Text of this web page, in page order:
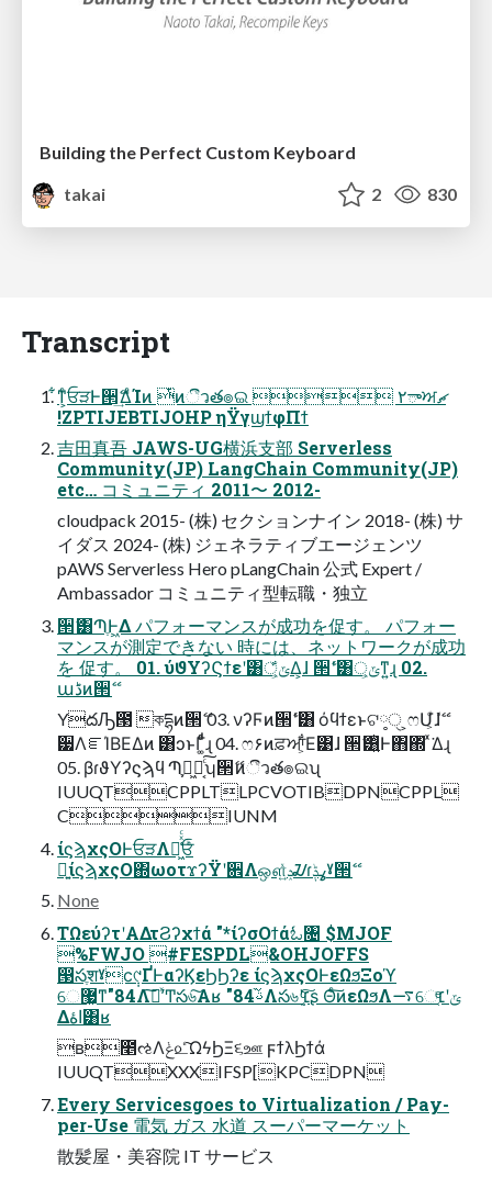
Building the Perfect Custom Keyboard
takai
2 830
Transcript
͋ͳ͕ͨਓੜͰ੒ޭ͢ΔͨΊͷ ͭͷීวత๏ଇ  ٢ాਅޗ
!ZPTIJEBTIJOHP ηΫγϣϯφΠϯ
吉田真吾 JAWS-UG横浜⽀部 Serverless
Community(JP) LangChain Community(JP)
etc… コミュニティ 2011〜 2012-
cloudpack 2015- (株) セクションナイン 2018- (株) サ
イダス 2024- (株) ジェネラティブエージェンツ
pAWS Serverless Hero pLangChain 公式 Expert /
Ambassador コミュニティ型転職・独⽴
੒ޭ͸ՊֶͰ͖Δ パフォーマンスが成功を促す。 パフォー
マンスが測定できない 時には、ネットワークが成功
を 促す。 01. ύϑΥʔϚϯεʹ͸্ݶ͕͋Δ͕ɺ ੒ޭʹ͸্ݶ͕ͳ͍ɻ 02.
աڈͷ੒ޭ
YదԠ౓ কདྷͷ੒ޭ 03. νʔϜͷ੒ޭʹ͸ όϥϯεͱଟ༷ੑ ͕ෆՄ͕ܽͩɺޭ
੷ΛೝΊΒΕΔͷ ͸ͻͱΓ͚ͩͩɻ 04. ෆ۶ͷਫ਼ਆ͕͋Ε͹ɺ ੒ޭ͸͍ͭͰ΋΍ͬ ͯ͘Δɻ
05. βɾϑΥʔϛϡϥ Պֶ͕ղ͖໌͔ͨ͠ʮ੒ޭͷීวత๏ଇʯ
IUUQTCPPLTLPCVOTIBDPNCPPL
CIUNM
ίϛϡχςΟͰਓੜΛม͖͑ͯͨਓͨͪ
ྑ͍ίϛϡχςΟ΍ωοτϫʔΫʹ਎Λஔ͍ͯݚᮎɾߩݙˠ੒ޭ
None
ΤΩεύʔτʹΑΔτϨʔχϯά "*ίʔσΟϯάಓ৔ $MJOF
%FWJO #FESPDL&OHJOFFS
൓సֶशˠϲ݄୯ҐͰαʔϏεϦϦʔε ίϛϡχςΟͰεΩϧΞοϓ
େ޷͖ͳ"84Λ࣠ʹͯ͠Ͳ͏స৬͠Α͏ʁ "84ࢿ֨Λస৬ʹ׆͔͍ͨ͠ʂ Θͨ͠ͷεΩϧΛ࠷େݶʹ׆͔ͤ
Δاۀ͸ʁ
ʙ೥ઌΛݟ௨ͨ͠ΩϟϦΞ૬ஊ ϝϯλϦϯά
IUUQTXXXIFSP[KPCDPN
Every Servicesgoes to Virtualization / Pay-
per-Use 電気 ガス ⽔道 スーパーマーケット
散髪屋・美容院 IT サービス